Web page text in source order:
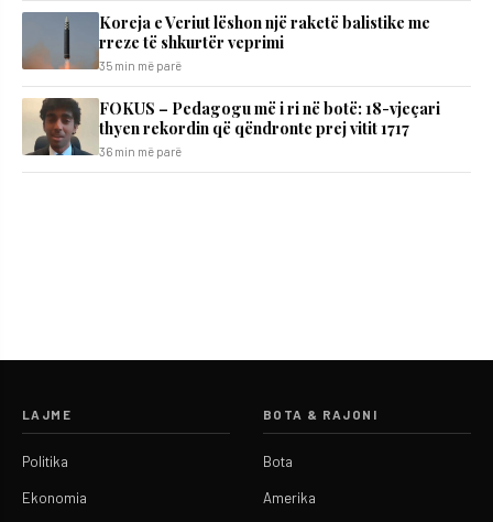
Koreja e Veriut lëshon një raketë balistike me
rreze të shkurtër veprimi
35 min më parë
FOKUS – Pedagogu më i ri në botë: 18-vjeçari
thyen rekordin që qëndronte prej vitit 1717
36 min më parë
LAJME
Politika
Ekonomia
BOTA & RAJONI
Bota
Amerika